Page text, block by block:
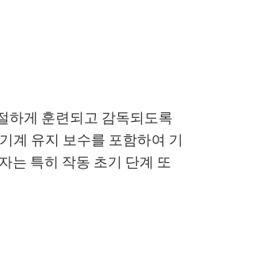
하게 훈련되고 감독되도록
계 유지 보수를 포함하여 기
는 특히 작동 초기 단계 또